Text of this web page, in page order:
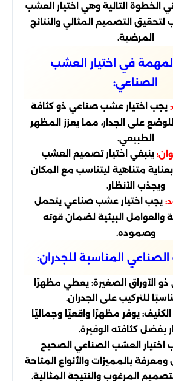
الخطوة التالية وهي اختيار العشب
لتحقيق التصميم المثالي والنتائج
المرضية.
في اختيار العشب
الصناعي:
يجب اختيار عشب صناعي ذو كثافة
على الجدار، مما يعزز المظهر
الطبيعي.
ينبغي اختيار تصميم العشب
بعناية متناهية ليتناسب مع المكان
ويجذب الأنظار.
يجب اختيار عشب صناعي يتحمل
والعوامل البيئية لضمان قوته
وصموده.
المناسبة للجدران:
الأوراق الصغيرة: يعطي مظهرًا
للتركيب على الجدران.
يوفر مظهرًا واقعيًا وجماليًا
بفضل كثافته الوفيرة.
اختيار العشب الصناعي الصحيح
ومعرفة بالمميزات والأنواع المتاحة
المرغوب والنتيجة المثالية.